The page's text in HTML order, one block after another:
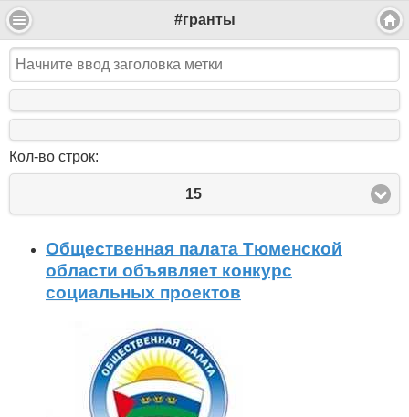
#гранты
Кол-во строк:
15
Общественная палата Тюменской
области объявляет конкурс
социальных проектов